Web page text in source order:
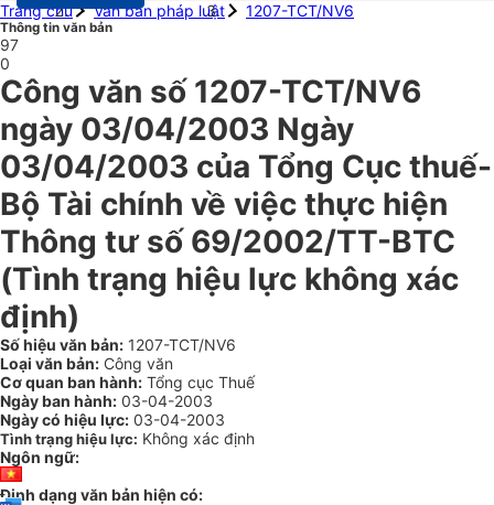
Trang chủ
Văn bản pháp luật 1207-TCT/NV6
Thông tin văn bản
97
0
Công văn số 1207-TCT/NV6
ngày 03/04/2003 Ngày
03/04/2003 của Tổng Cục thuế-
Bộ Tài chính về việc thực hiện
Thông tư số 69/2002/TT-BTC
(Tình trạng hiệu lực không xác
định)
Số hiệu văn bản: 1207-TCT/NV6
Loại văn bản: Công văn
Cơ quan ban hành: Tổng cục Thuế
Ngày ban hành: 03-04-2003
Ngày có hiệu lực: 03-04-2003
Tình trạng hiệu lực: Không xác định
Ngôn ngữ:
Định dạng văn bản hiện có: